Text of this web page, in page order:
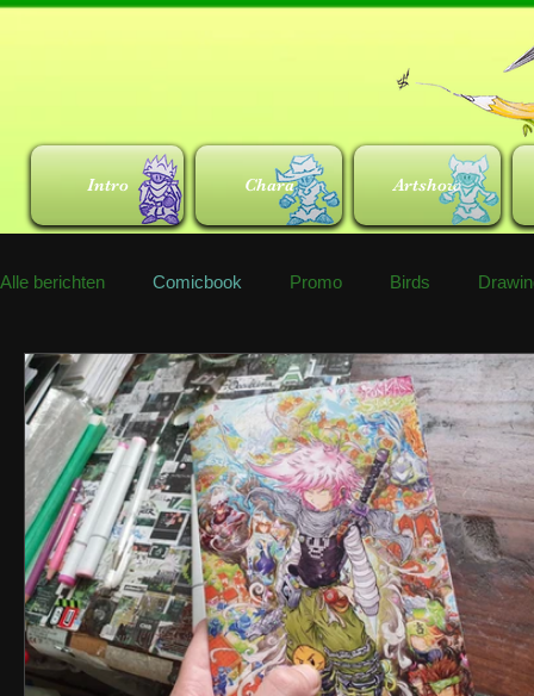
Intro Chara Artshow
Alle berichten Comicbook Promo Birds